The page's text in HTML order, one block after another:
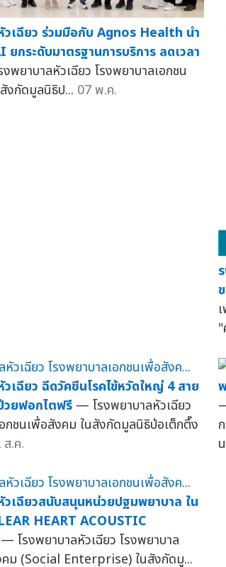
วเฉียว ร่วมมือกับ Agnos Health นำ
ยกระดับมาตรฐานการบริการ ลดเวลา
พยาบาลหัวเฉียว โรงพยาบาลเอกชน
งกัดมูลนิธิป... 07 พ.ค.
วเฉียว ฉีดวัคซีนโรคไข้หวัดใหญ่ 4 สาย
ยฟอกไตฟรี — โรงพยาบาลหัวเฉียว
กชนเพื่อสังคม ในสังกัดมูลนิธิป่อเต็กตึ๊ง
ส.ค.
วเฉียวสนับสนุนหน่วยปฐมพยาบาล ใน
HEART ACOUSTIC
— โรงพยาบาลหัวเฉียว โรงพยาบาล
คม (Social Enterprise) ในสังกัดมู...